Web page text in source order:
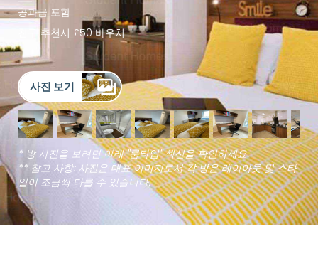
공과금 포함
친구 추천시 £50 바우처
사진 보기
* 방 사진을 보려면 아래 "룸타입" 섹션을 확인하세요.
** 참고 사항: 사진은 대표 이미지로서 각 방은 레이아웃 및 스타
일이 조금씩 다를 수 있습니다.